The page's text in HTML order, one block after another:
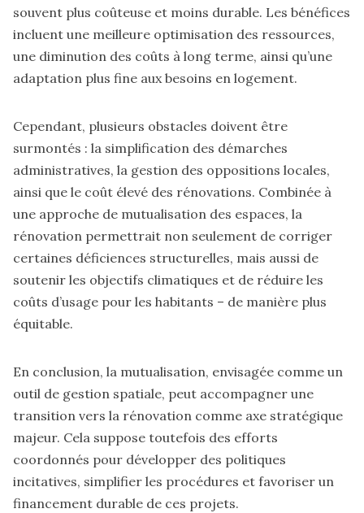
souvent plus coûteuse et moins durable. Les bénéfices
incluent une meilleure optimisation des ressources,
une diminution des coûts à long terme, ainsi qu’une
adaptation plus fine aux besoins en logement.
Cependant, plusieurs obstacles doivent être
surmontés : la simplification des démarches
administratives, la gestion des oppositions locales,
ainsi que le coût élevé des rénovations. Combinée à
une approche de mutualisation des espaces, la
rénovation permettrait non seulement de corriger
certaines déficiences structurelles, mais aussi de
soutenir les objectifs climatiques et de réduire les
coûts d’usage pour les habitants – de manière plus
équitable.
En conclusion, la mutualisation, envisagée comme un
outil de gestion spatiale, peut accompagner une
transition vers la rénovation comme axe stratégique
majeur. Cela suppose toutefois des efforts
coordonnés pour développer des politiques
incitatives, simplifier les procédures et favoriser un
financement durable de ces projets.